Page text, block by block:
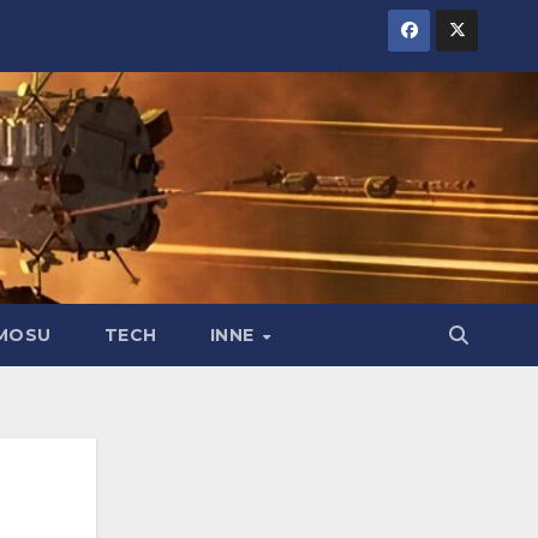
TECH INNE